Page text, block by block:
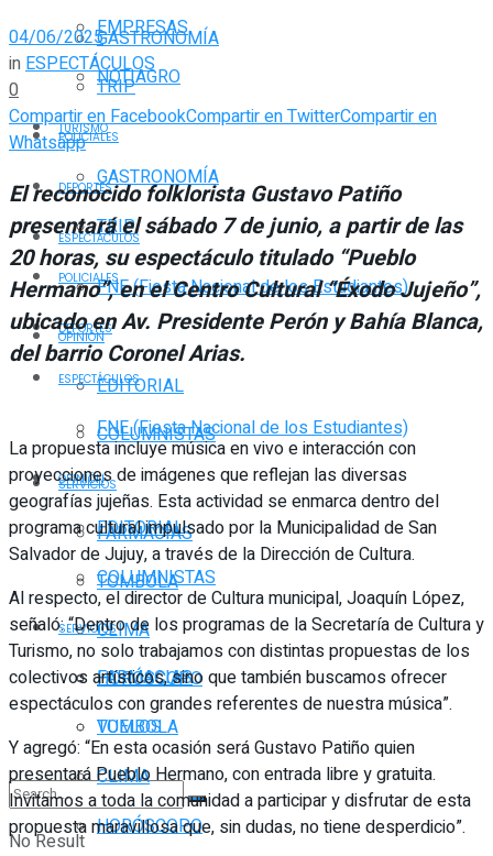
GASTRONOMÍA
TRIP
POLICIALES
DEPORTES
ESPECTÁCULOS
FNE (Fiesta Nacional de los Estudiantes)
OPINIÓN
EDITORIAL
COLUMNISTAS
SERVICIOS
FARMACIAS
TOMBOLA
CLIMA
HORÓSCOPO
VUELOS
No Result
EMPRESAS
NOTIAGRO
TURISMO
GASTRONOMÍA
TRIP
POLICIALES
DEPORTES
ESPECTÁCULOS
FNE (Fiesta Nacional de los Estudiantes)
OPINIÓN
EDITORIAL
COLUMNISTAS
SERVICIOS
FARMACIAS
TOMBOLA
CLIMA
HORÓSCOPO
04/06/2025
inESPECTÁCULOS
0
Compartir en FacebookCompartir en TwitterCompartir en
Whatsapp
El reconocido folklorista Gustavo Patiño
presentará el sábado 7 de junio, a partir de las
20 horas, su espectáculo titulado “Pueblo
Hermano”, en el Centro Cultural “Éxodo Jujeño”,
ubicado en Av. Presidente Perón y Bahía Blanca,
del barrio Coronel Arias.
La propuesta incluye música en vivo e interacción con
proyecciones de imágenes que reflejan las diversas
geografías jujeñas. Esta actividad se enmarca dentro del
programa cultural impulsado por la Municipalidad de San
Salvador de Jujuy, a través de la Dirección de Cultura.
Al respecto, el director de Cultura municipal, Joaquín López,
señaló: “Dentro de los programas de la Secretaría de Cultura y
Turismo, no solo trabajamos con distintas propuestas de los
colectivos artísticos, sino que también buscamos ofrecer
espectáculos con grandes referentes de nuestra música”.
Y agregó: “En esta ocasión será Gustavo Patiño quien
presentará Pueblo Hermano, con entrada libre y gratuita.
Invitamos a toda la comunidad a participar y disfrutar de esta
propuesta maravillosa que, sin dudas, no tiene desperdicio”.